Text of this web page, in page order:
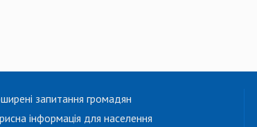
запитання громадян
інформація для населення